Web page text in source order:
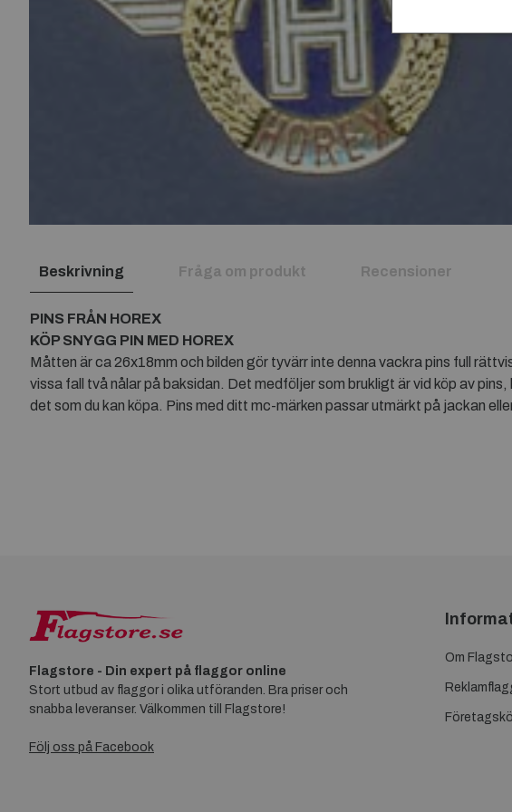
Beskrivning Fråga om produkt Recensioner
PINS FRÅN HOREX
KÖP SNYGG PIN MED HOREX
Måtten är ca 26x18mm och bilden gör tyvärr inte denna vackra pins full
vissa fall två nålar på baksidan. Det medföljer som brukligt är vid köp av
det som du kan köpa. Pins med ditt mc-märken passar utmärkt på jackan
Flagstore - Din expert på flaggor online
Stort utbud av flaggor i olika utföranden. Bra priser och
snabba leveranser. Välkommen till Flagstore!
Följ oss på Facebook
Om